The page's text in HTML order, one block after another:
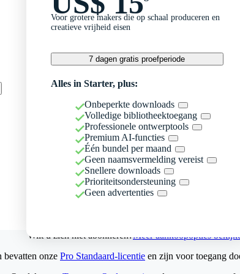
Voor grotere makers die op schaal produceren en
creatieve vrijheid eisen
7 dagen gratis proefperiode
Alles in Starter, plus:
Onbeperkte downloads
Volledige bibliotheektoegang
Professionele ontwerptools
Premium AI-functies
Één bundel per maand
Geen naamsvermelding vereist
Snellere downloads
Prioriteitsondersteuning
Geen advertenties
Wilt u zich niet abonneren?Meer aankoopopties
bevatten onze Pro Standaard-licentie en zijn voor toegang